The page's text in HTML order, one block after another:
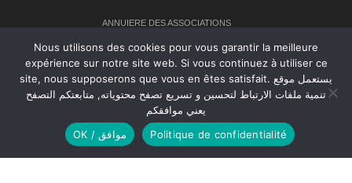
ANNUIERE DES ASSOCIATIONS
Newsletter
Inscrivez-vous à notre newsletter pour recevoir les dernières
nouvelles sur TANMIA
Nous utilisons des cookies pour vous garantir la meilleure
expérience sur notre site web. Si vous continuez à utiliser ce
site, nous supposerons que vous en êtes satisfait. يستعمل موقع
تنمية ملفات الارتباط لتحسين و تسريع تصفح محتوياته, متابعتكم التصفح
يعني موافقكم
OK / موافق
Politique de confidentialité